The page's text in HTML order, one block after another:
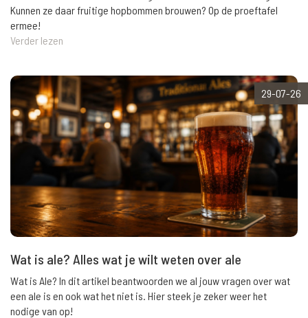
Kunnen ze daar fruitige hopbommen brouwen? Op de proeftafel
ermee!
Verder lezen
29-07-26
Wat is ale? Alles wat je wilt weten over ale
Wat is Ale? In dit artikel beantwoorden we al jouw vragen over wat
een ale is en ook wat het niet is. Hier steek je zeker weer het
nodige van op!